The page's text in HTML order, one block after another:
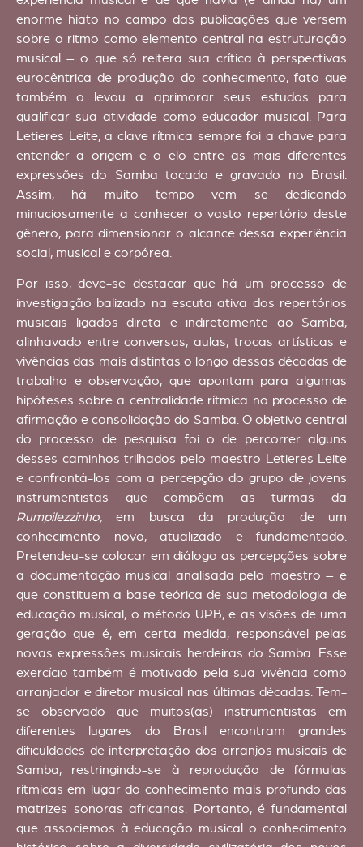
enorme hiato no campo das publicações que versem
sobre o ritmo como elemento central na estruturação
musical – o que só reitera sua crítica à perspectivas
eurocêntrica de produção do conhecimento, fato que
também o levou a aprimorar seus estudos para
qualificar sua atividade como educador musical. Para
Letieres Leite, a clave rítmica sempre foi a chave para
entender a origem e o elo entre as mais diferentes
expressões do Samba tocado e gravado no Brasil.
Assim, há muito tempo vem se dedicando
minuciosamente a conhecer o vasto repertório deste
gênero, para dimensionar o alcance dessa experiência
social, musical e corpórea.
Por isso, deve-se destacar que há um processo de
investigação balizado na escuta ativa dos repertórios
musicais ligados direta e indiretamente ao Samba,
alinhavado entre conversas, aulas, trocas artísticas e
vivências das mais distintas o longo dessas décadas de
trabalho e observação, que apontam para algumas
hipóteses sobre a centralidade rítmica no processo de
afirmação e consolidação do Samba. O objetivo central
do processo de pesquisa foi o de percorrer alguns
desses caminhos trilhados pelo maestro Letieres Leite
e confrontá-los com a percepção do grupo de jovens
instrumentistas que compõem as turmas da
Rumpilezzinho,em busca da produção de um
conhecimento novo, atualizado e fundamentado.
Pretendeu-se colocar em diálogo as percepções sobre
a documentação musical analisada pelo maestro – e
que constituem a base teórica de sua metodologia de
educação musical, o método UPB, e as visões de uma
geração que é, em certa medida, responsável pelas
novas expressões musicais herdeiras do Samba. Esse
exercício também é motivado pela sua vivência como
arranjador e diretor musical nas últimas décadas. Tem-
se observado que muitos(as) instrumentistas em
diferentes lugares do Brasil encontram grandes
dificuldades de interpretação dos arranjos musicais de
Samba, restringindo-se à reprodução de fórmulas
rítmicas em lugar do conhecimento mais profundo das
matrizes sonoras africanas. Portanto, é fundamental
que associemos à educação musical o conhecimento